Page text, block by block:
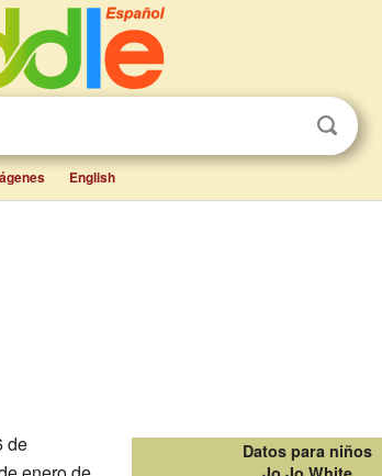
English
Datos para niños
de